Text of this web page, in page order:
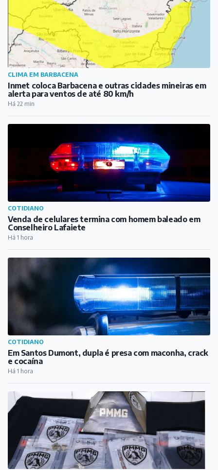
CLIMA EM BARBACENA
Inmet coloca Barbacena e outras cidades mineiras em
alerta para ventos de até 80 km/h
Há 22 min
COTIDIANO
Venda de celulares termina com homem baleado em
Conselheiro Lafaiete
Há 1 hora
COTIDIANO
Em Santos Dumont, dupla é presa com maconha, crack
e cocaína
Há 1 hora